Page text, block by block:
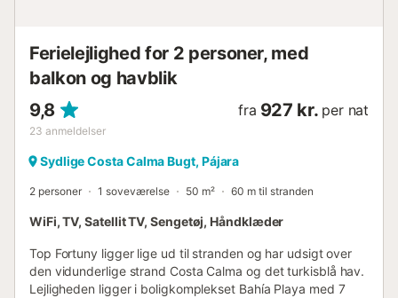
Ferielejlighed for 2 personer, med
balkon og havblik
9,8
23 anmeldelser
fra 927 kr. per nat
Sydlige Costa Calma Bugt, Pájara
2 personer 1 soveværelse 50 m² 60 m til stranden
WiFi, TV, Satellit TV, Sengetøj, Håndklæder
Top Fortuny ligger lige ud til stranden og har udsigt over
den vidunderlige strand Costa Calma og det turkisblå hav.
Lejligheden ligger i boligkomplekset Bahía Playa med 7